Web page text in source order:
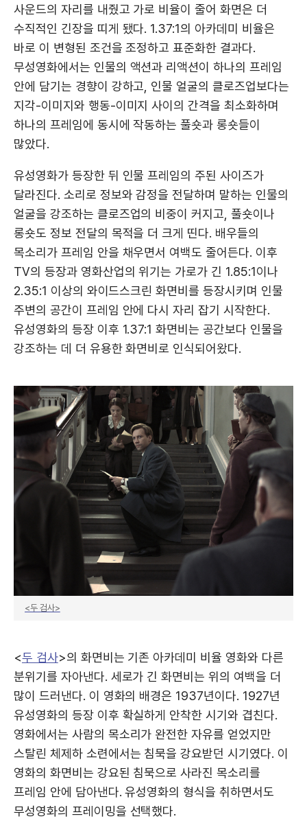
사운드의 자리를 내줬고 가로 비율이 줄어 화면은 더
수직적인 긴장을 띠게 됐다. 1.37:1의 아카데미 비율은
바로 이 변형된 조건을 조정하고 표준화한 결과다.
무성영화에서는 인물의 액션과 리액션이 하나의 프레임
안에 담기는 경향이 강하고, 인물 얼굴의 클로즈업보다는
지각-이미지와 행동-이미지 사이의 간격을 최소화하며
하나의 프레임에 동시에 작동하는 풀숏과 롱숏들이
많았다.
유성영화가 등장한 뒤 인물 프레임의 주된 사이즈가
달라진다. 소리로 정보와 감정을 전달하며 말하는 인물의
얼굴을 강조하는 클로즈업의 비중이 커지고, 풀숏이나
롱숏도 정보 전달의 목적을 더 크게 띤다. 배우들의
목소리가 프레임 안을 채우면서 여백도 줄어든다. 이후
TV의 등장과 영화산업의 위기는 가로가 긴 1.85:1이나
2.35:1 이상의 와이드스크린 화면비를 등장시키며 인물
주변의 공간이 프레임 안에 다시 자리 잡기 시작한다.
유성영화의 등장 이후 1.37:1 화면비는 공간보다 인물을
강조하는 데 더 유용한 화면비로 인식되어왔다.
<두 검사>
<두 검사>의 화면비는 기존 아카데미 비율 영화와 다른
분위기를 자아낸다. 세로가 긴 화면비는 위의 여백을 더
많이 드러낸다. 이 영화의 배경은 1937년이다. 1927년
유성영화의 등장 이후 확실하게 안착한 시기와 겹친다.
영화에서는 사람의 목소리가 완전한 자유를 얻었지만
스탈린 체제하 소련에서는 침묵을 강요받던 시기였다. 이
영화의 화면비는 강요된 침묵으로 사라진 목소리를
프레임 안에 담아낸다. 유성영화의 형식을 취하면서도
무성영화의 프레이밍을 선택했다.